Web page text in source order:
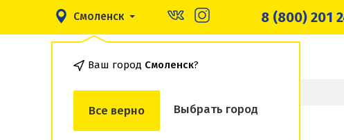
Смоленск
Ваш город Смоленск?
Все верно Выбрать город
8 (800) 201